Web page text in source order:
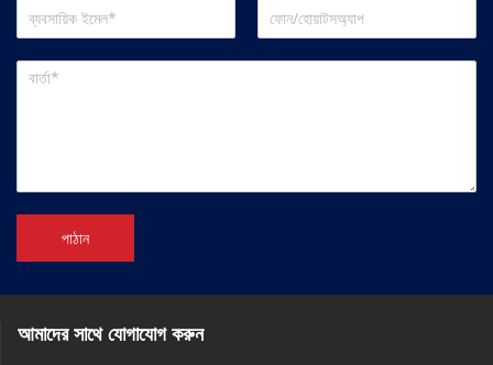
পাঠান
আমাদের সাথে যোগাযোগ করুন